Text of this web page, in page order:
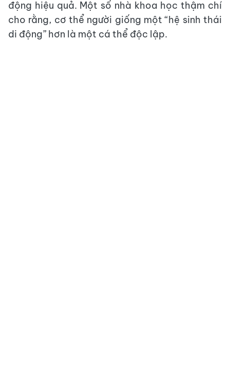
động hiệu quả. Một số nhà khoa học thậm chí
cho rằng, cơ thể người giống một “hệ sinh thái
di động” hơn là một cá thể độc lập.